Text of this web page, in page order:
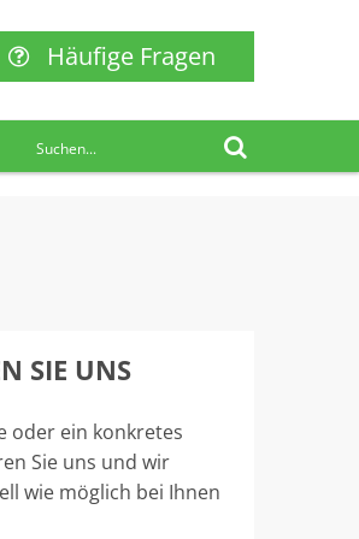
Häufige Fragen
SIE UNS
oder ein konkretes
Sie uns und wir
wie möglich bei Ihnen